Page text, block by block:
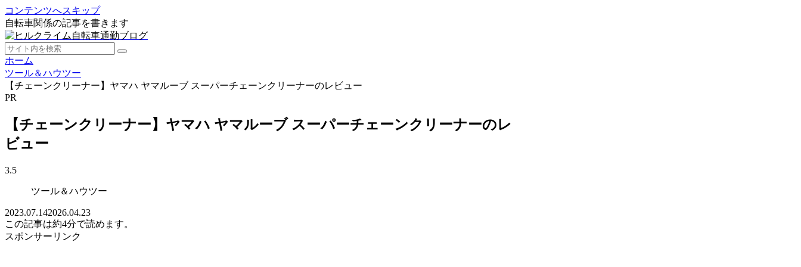
コンテンツへスキップ
自転車関係の記事を書きます
ホーム
ツール＆ハウツー
【チェーンクリーナー】ヤマハ ヤマルーブ スーパーチェーンクリーナーのレビュー
PR
【チェーンクリーナー】ヤマハ ヤマルーブ スーパーチェーンクリーナーのレ
ビュー
3.5
ツール＆ハウツー
2023.07.142026.04.23
この記事は約4分で読めます。
スポンサーリンク